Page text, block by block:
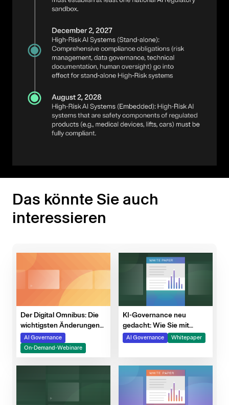
Das könnte Sie auch
interessieren
Der Digital Omnibus: Die
wichtigsten Änderungen
bei DSGVO, AI Act und
ePrivacy
AI Governance
On-Demand-Webinare
KI-Governance neu
gedacht: Wie Sie mit
OneTrust den EU AI Act
erfolgreich umsetzen
AI Governance Whitepaper